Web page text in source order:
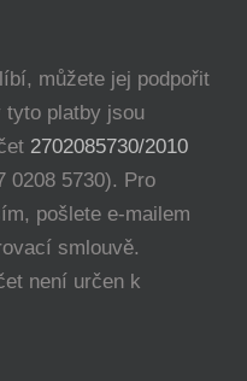
můžete jej podpořit
tyto platby jsou
2702085730/2010
0208 5730). Pro
pošlete e-mailem
smlouvě.
není určen k